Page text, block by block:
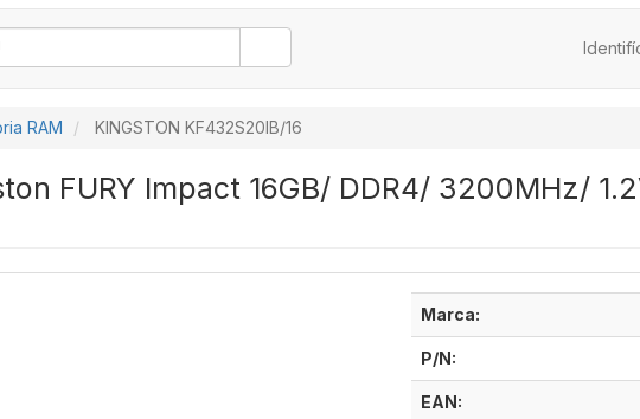
RAM KINGSTON KF432S20IB/16
FURY Impact 16GB/ DDR4/ 3200MHz/
Marca:
P/N:
EAN: